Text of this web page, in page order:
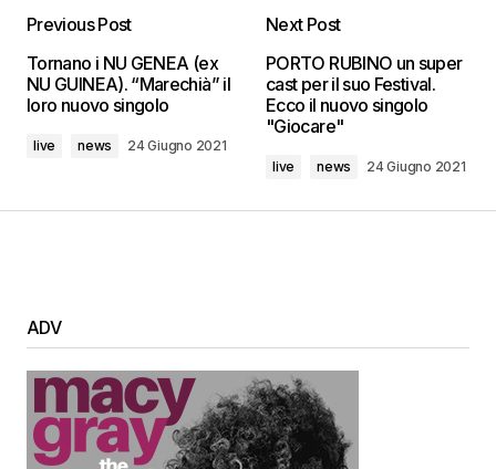
Previous Post
Tornano i NU GENEA (ex
NU GUINEA). “Marechià” il
loro nuovo singolo
live news 24 Giugno 2021
Next Post
PORTO RUBINO un super
cast per il suo Festival.
Ecco il nuovo singolo
"Giocare"
live news 24 Giugno 2021
ADV